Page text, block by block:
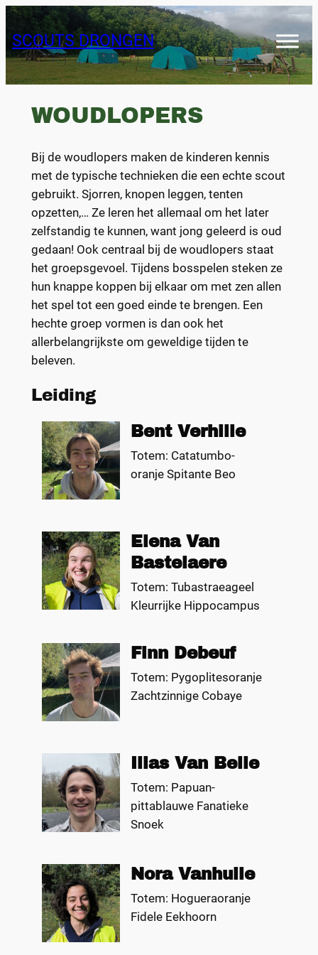
Skip
to
content
SCOUTS DRONGEN
WOUDLOPERS
Bij de woudlopers maken de kinderen kennis
met de typische technieken die een echte scout
gebruikt. Sjorren, knopen leggen, tenten
opzetten,… Ze leren het allemaal om het later
zelfstandig te kunnen, want jong geleerd is oud
gedaan! Ook centraal bij de woudlopers staat
het groepsgevoel. Tijdens bosspelen steken ze
hun knappe koppen bij elkaar om met zen allen
het spel tot een goed einde te brengen. Een
hechte groep vormen is dan ook het
allerbelangrijkste om geweldige tijden te
beleven.
Leiding
Bent Verhille
Totem: Catatumbo-
oranje Spitante Beo
Elena Van
Bastelaere
Totem: Tubastraeageel
Kleurrijke Hippocampus
Finn Debeuf
Totem: Pygoplitesoranje
Zachtzinnige Cobaye
Ilias Van Belle
Totem: Papuan-
pittablauwe Fanatieke
Snoek
Nora Vanhulle
Totem: Hogueraoranje
Fidele Eekhoorn